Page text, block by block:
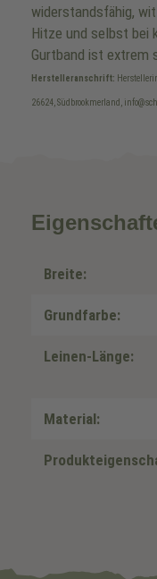
widerstandsfähig,
Hitze und selbst bei
Gurtband ist extrem
Herstelleranschrift:
26624, Südbrookmerland,
Breite:
Grundfarbe:
Leinen-Länge:
Material: